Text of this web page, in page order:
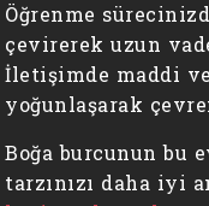
Öğrenme
çevirerek uzun
İletişimde maddi
yoğunlaşarak
Boğa burcunun
tarzınızı daha iyi